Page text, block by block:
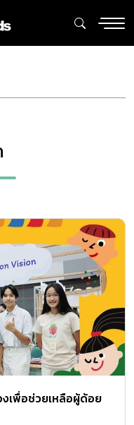
เพื่อช่วยเหลือผู้ด้อย